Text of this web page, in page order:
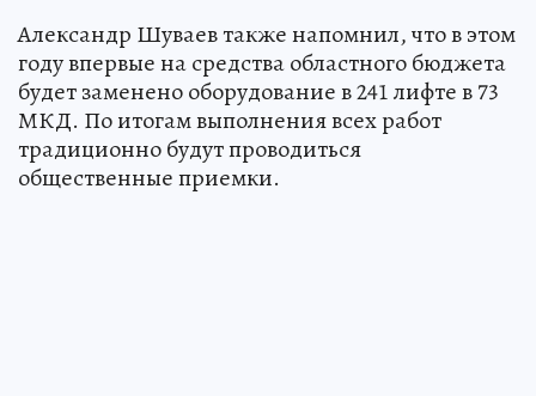
Александр Шуваев также напомнил, что в этом
году впервые на средства областного бюджета
будет заменено оборудование в 241 лифте в 73
МКД. По итогам выполнения всех работ
традиционно будут проводиться
общественные приемки.